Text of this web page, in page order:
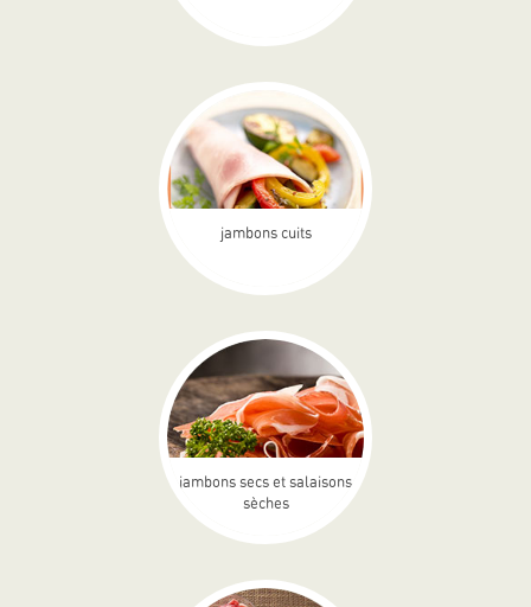
jambons cuits
jambons secs et salaisons
sèches